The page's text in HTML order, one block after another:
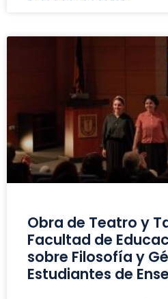
Obra de Teatro y
Facultad de
sobre Filosofía y
Estudiantes de